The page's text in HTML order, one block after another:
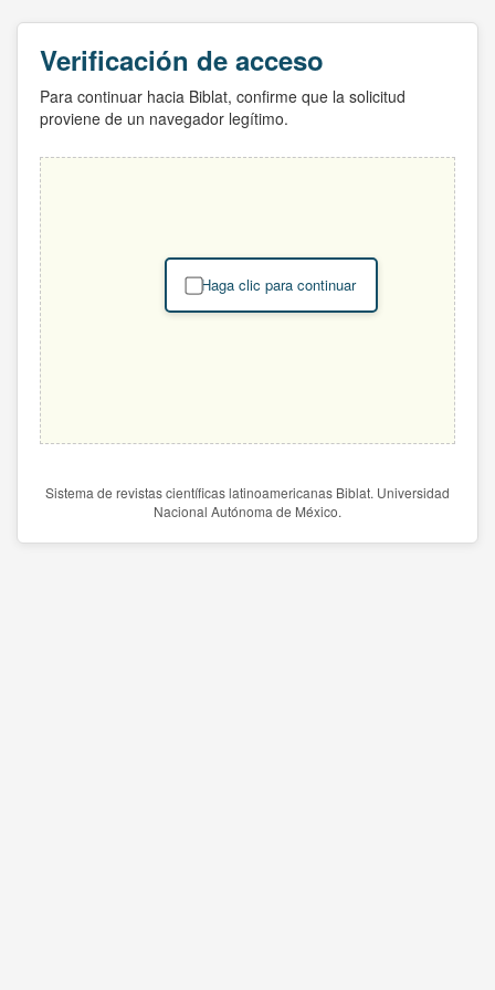
Verificación de acceso
Para continuar hacia Biblat, confirme que la solicitud
proviene de un navegador legítimo.
Haga clic para continuar
Sistema de revistas científicas latinoamericanas Biblat. Universidad
Nacional Autónoma de México.